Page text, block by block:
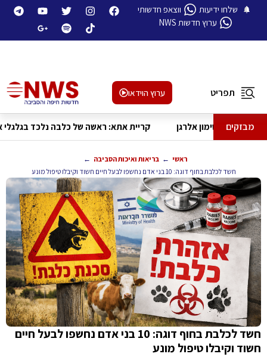
שלחו ידיעות
ווצאפ חדשותי
ערוץ חדשות NWS
תפריט ערוץ הוידאו
מבזקים קריית אתא: ראשה לביסקוויטים פתי בר בעקבות חוסר סימון אלרגן
ראשי ← בריאות ואיכות הסביבה ←
חשד לכלבת בחוף דוגה: 10 בני אדם נחשפו לבעל חיים חשוד וקיבלו טיפול מונע
חשד לכלבת בחוף דוגה: 10 בני אדם נחשפו לבעל חיים
חשוד וקיבלו טיפול מונע